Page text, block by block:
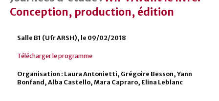
Conception, production, édition
Salle B1 (Ufr ARSH), le 09/02/2018
Télécharger le programme
Organisation : Laura Antonietti, Grégoire Besson, Yann
Bonfand, Alba Castello, Mara Capraro, Elina Leblanc